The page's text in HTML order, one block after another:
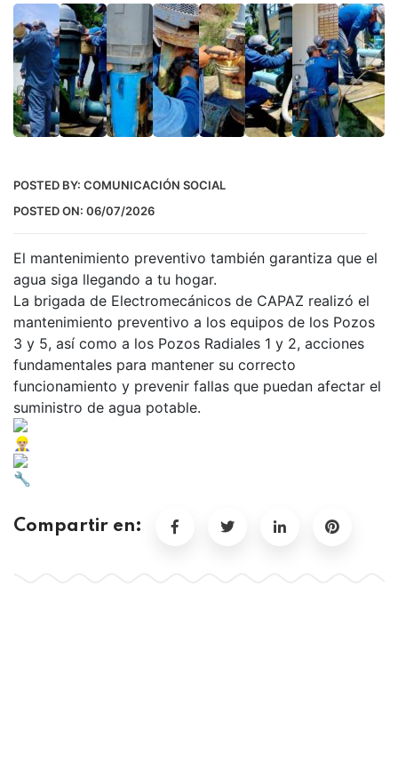
POSTED BY: COMUNICACIÓN SOCIAL
POSTED ON: 06/07/2026
El mantenimiento preventivo también garantiza que el
agua siga llegando a tu hogar.
La brigada de Electromecánicos de CAPAZ realizó el
mantenimiento preventivo a los equipos de los Pozos
3 y 5, así como a los Pozos Radiales 1 y 2, acciones
fundamentales para mantener su correcto
funcionamiento y prevenir fallas que puedan afectar el
suministro de agua potable.
Compartir en: